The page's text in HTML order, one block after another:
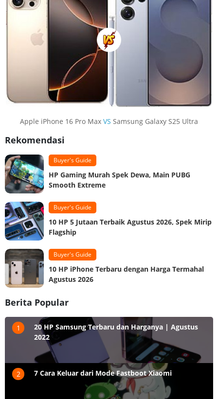
Apple iPhone 16 Pro Max VS Samsung Galaxy S25 Ultra
Rekomendasi
Buyer's Guide
HP Gaming Murah Spek Dewa, Main PUBG
Smooth Extreme
Buyer's Guide
10 HP 5 Jutaan Terbaik Agustus 2026, Spek Mirip
Flagship
Buyer's Guide
10 HP iPhone Terbaru dengan Harga Termahal
Agustus 2026
Berita Popular
1
20 HP Samsung Terbaru dan Harganya | Agustus
2022
2 7 Cara Keluar dari Mode Fastboot Xiaomi